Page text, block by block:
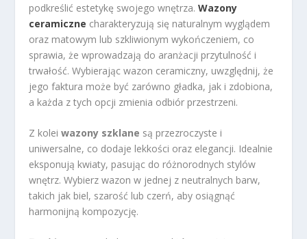
podkreślić estetykę swojego wnętrza.Wazony
ceramiczne charakteryzują się naturalnym wyglądem
oraz matowym lub szkliwionym wykończeniem, co
sprawia, że wprowadzają do aranżacji przytulność i
trwałość. Wybierając wazon ceramiczny, uwzględnij, że
jego faktura może być zarówno gładka, jak i zdobiona,
a każda z tych opcji zmienia odbiór przestrzeni.
Z koleiwazony szklane są przezroczyste i
uniwersalne, co dodaje lekkości oraz elegancji. Idealnie
eksponują kwiaty, pasując do różnorodnych stylów
wnętrz. Wybierz wazon w jednej z neutralnych barw,
takich jak biel, szarość lub czerń, aby osiągnąć
harmonijną kompozycję.